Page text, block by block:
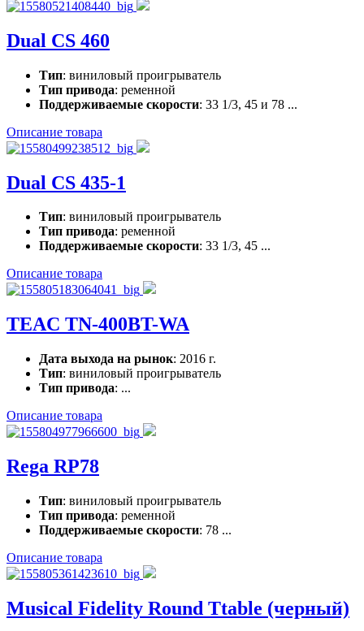
Dual CS 460
Тип: виниловый проигрыватель
Тип привода: ременной
Поддерживаемые скорости: 33 1/3, 45 и 78 ...
Описание товара
Dual CS 435-1
Тип: виниловый проигрыватель
Тип привода: ременной
Поддерживаемые скорости: 33 1/3, 45 ...
Описание товара
TEAC TN-400BT-WA
Дата выхода на рынок: 2016 г.
Тип: виниловый проигрыватель
Тип привода: ...
Описание товара
Rega RP78
Тип: виниловый проигрыватель
Тип привода: ременной
Поддерживаемые скорости: 78 ...
Описание товара
Musical Fidelity Round Ttable (черный)